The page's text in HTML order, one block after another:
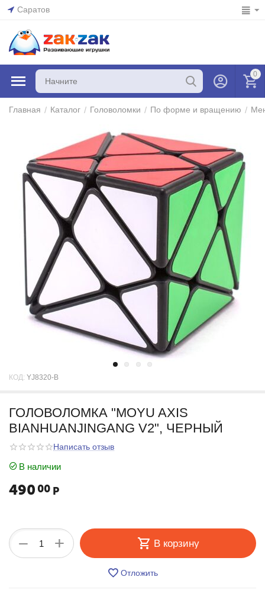
Саратов
0
Главная / Каталог / Головоломки / По форме и вращению /
КОД: YJ8320-B
ГОЛОВОЛОМКА "MOYU AXIS
BIANHUANJINGANG V2", ЧЕРНЫЙ
Написать отзыв
В наличии
490 00 Р
+
− В корзину
Отложить